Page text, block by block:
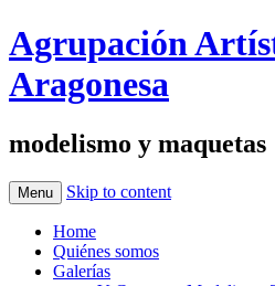
Agrupación
Aragonesa
modelismo y maquetas
Menu Skip to content
Home
Quiénes somos
Galerías